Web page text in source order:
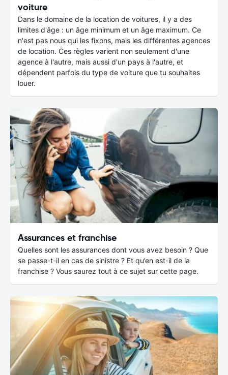
voiture
Dans le domaine de la location de voitures, il y a des
limites d'âge : un âge minimum et un âge maximum. Ce
n'est pas nous qui les fixons, mais les différentes agences
de location. Ces règles varient non seulement d'une
agence à l'autre, mais aussi d'un pays à l'autre, et
dépendent parfois du type de voiture que tu souhaites
louer.
Assurances et franchise
Quelles sont les assurances dont vous avez besoin ? Que
se passe-t-il en cas de sinistre ? Et qu’en est-il de la
franchise ? Vous saurez tout à ce sujet sur cette page.